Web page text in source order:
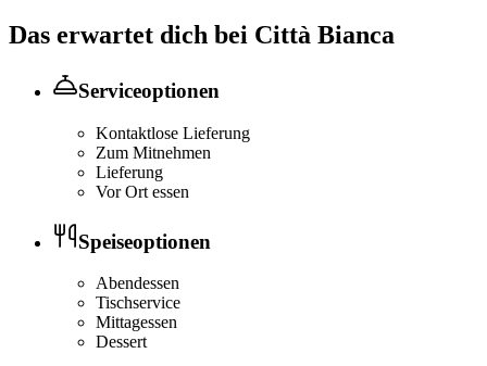
Das erwartet dich bei Città Bianca
Serviceoptionen
Kontaktlose Lieferung
Zum Mitnehmen
Lieferung
Vor Ort essen
Speiseoptionen
Abendessen
Tischservice
Mittagessen
Dessert